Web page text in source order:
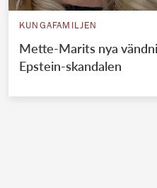
KUNGAFAMILJEN
Mette-Marits nya
Epstein-skandalen